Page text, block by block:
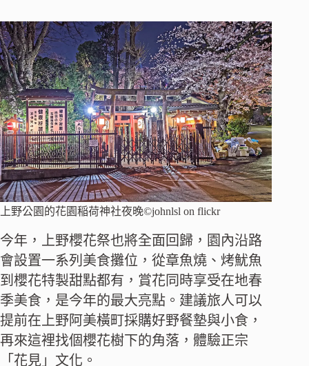
上野公園的花園稲荷神社夜晚©johnlsl on flickr
今年，上野櫻花祭也將全面回歸，園內沿路
會設置一系列美食攤位，從章魚燒、烤魷魚
到櫻花特製甜點都有，賞花同時享受在地春
季美食，是今年的最大亮點。建議旅人可以
提前在上野阿美橫町採購好野餐墊與小食，
再來這裡找個櫻花樹下的角落，體驗正宗
「花見」文化。